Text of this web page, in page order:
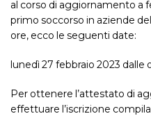
al corso di aggiornamento a
primo soccorso in aziende
ore, ecco le seguenti date:
lunedì 27 febbraio 2023 dalle
Per ottenere l’attestato di
effettuare l’iscrizione